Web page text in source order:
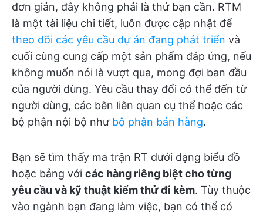
đơn giản, đây không phải là thứ bạn cần. RTM
là một tài liệu chi tiết, luôn được cập nhật để
theo dõi các yêu cầu dự án đang phát triển và
cuối cùng cung cấp một sản phẩm đáp ứng, nếu
không muốn nói là vượt qua, mong đợi ban đầu
của người dùng. Yêu cầu thay đổi có thể đến từ
người dùng, các bên liên quan cụ thể hoặc các
bộ phận nội bộ như bộ phận bán hàng.
Bạn sẽ tìm thấy ma trận RT dưới dạng biểu đồ
hoặc bảng với các hàng riêng biệt cho từng
yêu cầu và kỹ thuật kiểm thử đi kèm. Tùy thuộc
vào ngành bạn đang làm việc, bạn có thể có